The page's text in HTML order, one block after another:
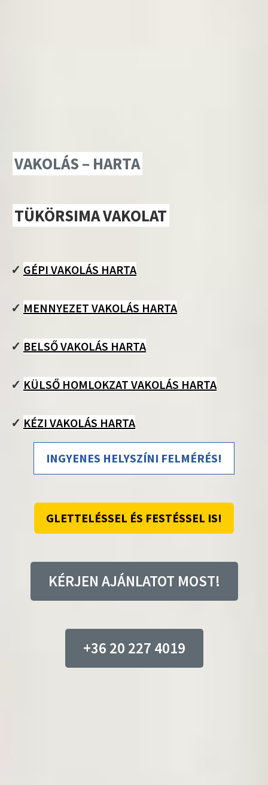
VAKOLÁS – HARTA
TÜKÖRSIMA VAKOLAT
✓ GÉPI VAKOLÁS HARTA
✓ MENNYEZET VAKOLÁS HARTA
✓ BELSŐ VAKOLÁS HARTA
✓ KÜLSŐ HOMLOKZAT VAKOLÁS HARTA
✓ KÉZI VAKOLÁS HARTA
INGYENES HELYSZÍNI FELMÉRÉS!
GLETTELÉSSEL ÉS FESTÉSSEL IS!
KÉRJEN AJÁNLATOT MOST!
+36 20 227 4019